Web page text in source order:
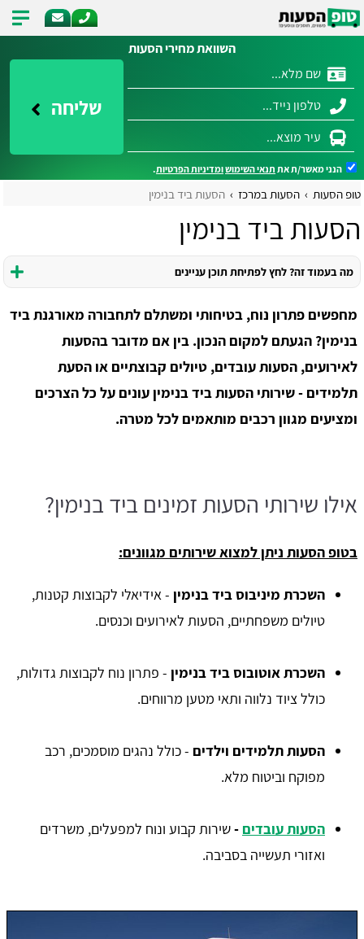
השוואת מחירי הסעות
שליחה
הנני מאשר/ת את תנאי השימושומדיניות הפרטיות.
טופ הסעות הסעות במרכז הסעות ביד בנימין
הסעות ביד בנימין
מה בעמוד זה? לחץ לפתיחת תוכן עניינים
מחפשים פתרון נוח, בטיחותי ומשתלם לתחבורה מאורגנת ביד
בנימין? הגעתם למקום הנכון. בין אם מדובר בהסעות
לאירועים, הסעות עובדים, טיולים קבוצתיים או הסעת
תלמידים - שירותי הסעות ביד בנימין עונים על כל הצרכים
ומציעים מגוון רכבים מותאמים לכל מטרה.
אילו שירותי הסעות זמינים ביד בנימין?
בטופ הסעות ניתן למצוא שירותים מגוונים:
השכרת מיניבוס ביד בנימין - אידיאלי לקבוצות קטנות,
טיולים משפחתיים, הסעות לאירועים וכנסים.
השכרת אוטובוס ביד בנימין - פתרון נוח לקבוצות גדולות,
כולל ציוד נלווה ותאי מטען מרווחים.
הסעות תלמידים וילדים - כולל נהגים מוסמכים, רכב
מפוקח וביטוח מלא.
הסעות עובדים -שירות קבוע ונוח למפעלים, משרדים
ואזורי תעשייה בסביבה.